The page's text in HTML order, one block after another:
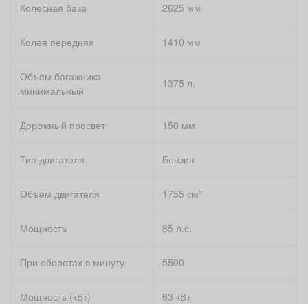
Колесная база 2625 мм
Колея передняя 1410 мм
Объем багажника
минимальный
1375 л.
Дорожный просвет 150 мм
Тип двигателя Бензин
Объем двигателя 1755 см³
Мощность 85 л.с.
При оборотах в минуту 5500
Мощность (кВт) 63 кВт